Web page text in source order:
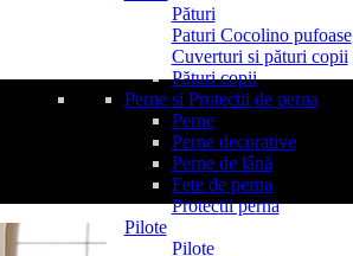
Pături
Paturi Cocolino pufoase
Cuverturi si pături copii
Pături copii
Perne si Protectii de perna
Perne
Perne decorative
Perne de lână
Fete de perna
Protectii perna
Pilote
Pilote